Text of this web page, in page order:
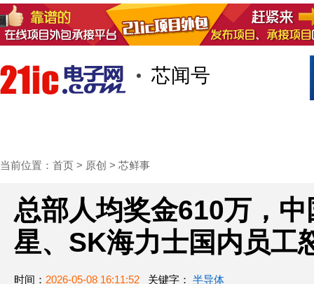
芯闻号
当前位置： 首页 > 原创 > 芯鲜事
总部人均奖金610万，
星、SK海力士国内员工
时间： 2026-05-08 16:11:52 关键字： 半导体